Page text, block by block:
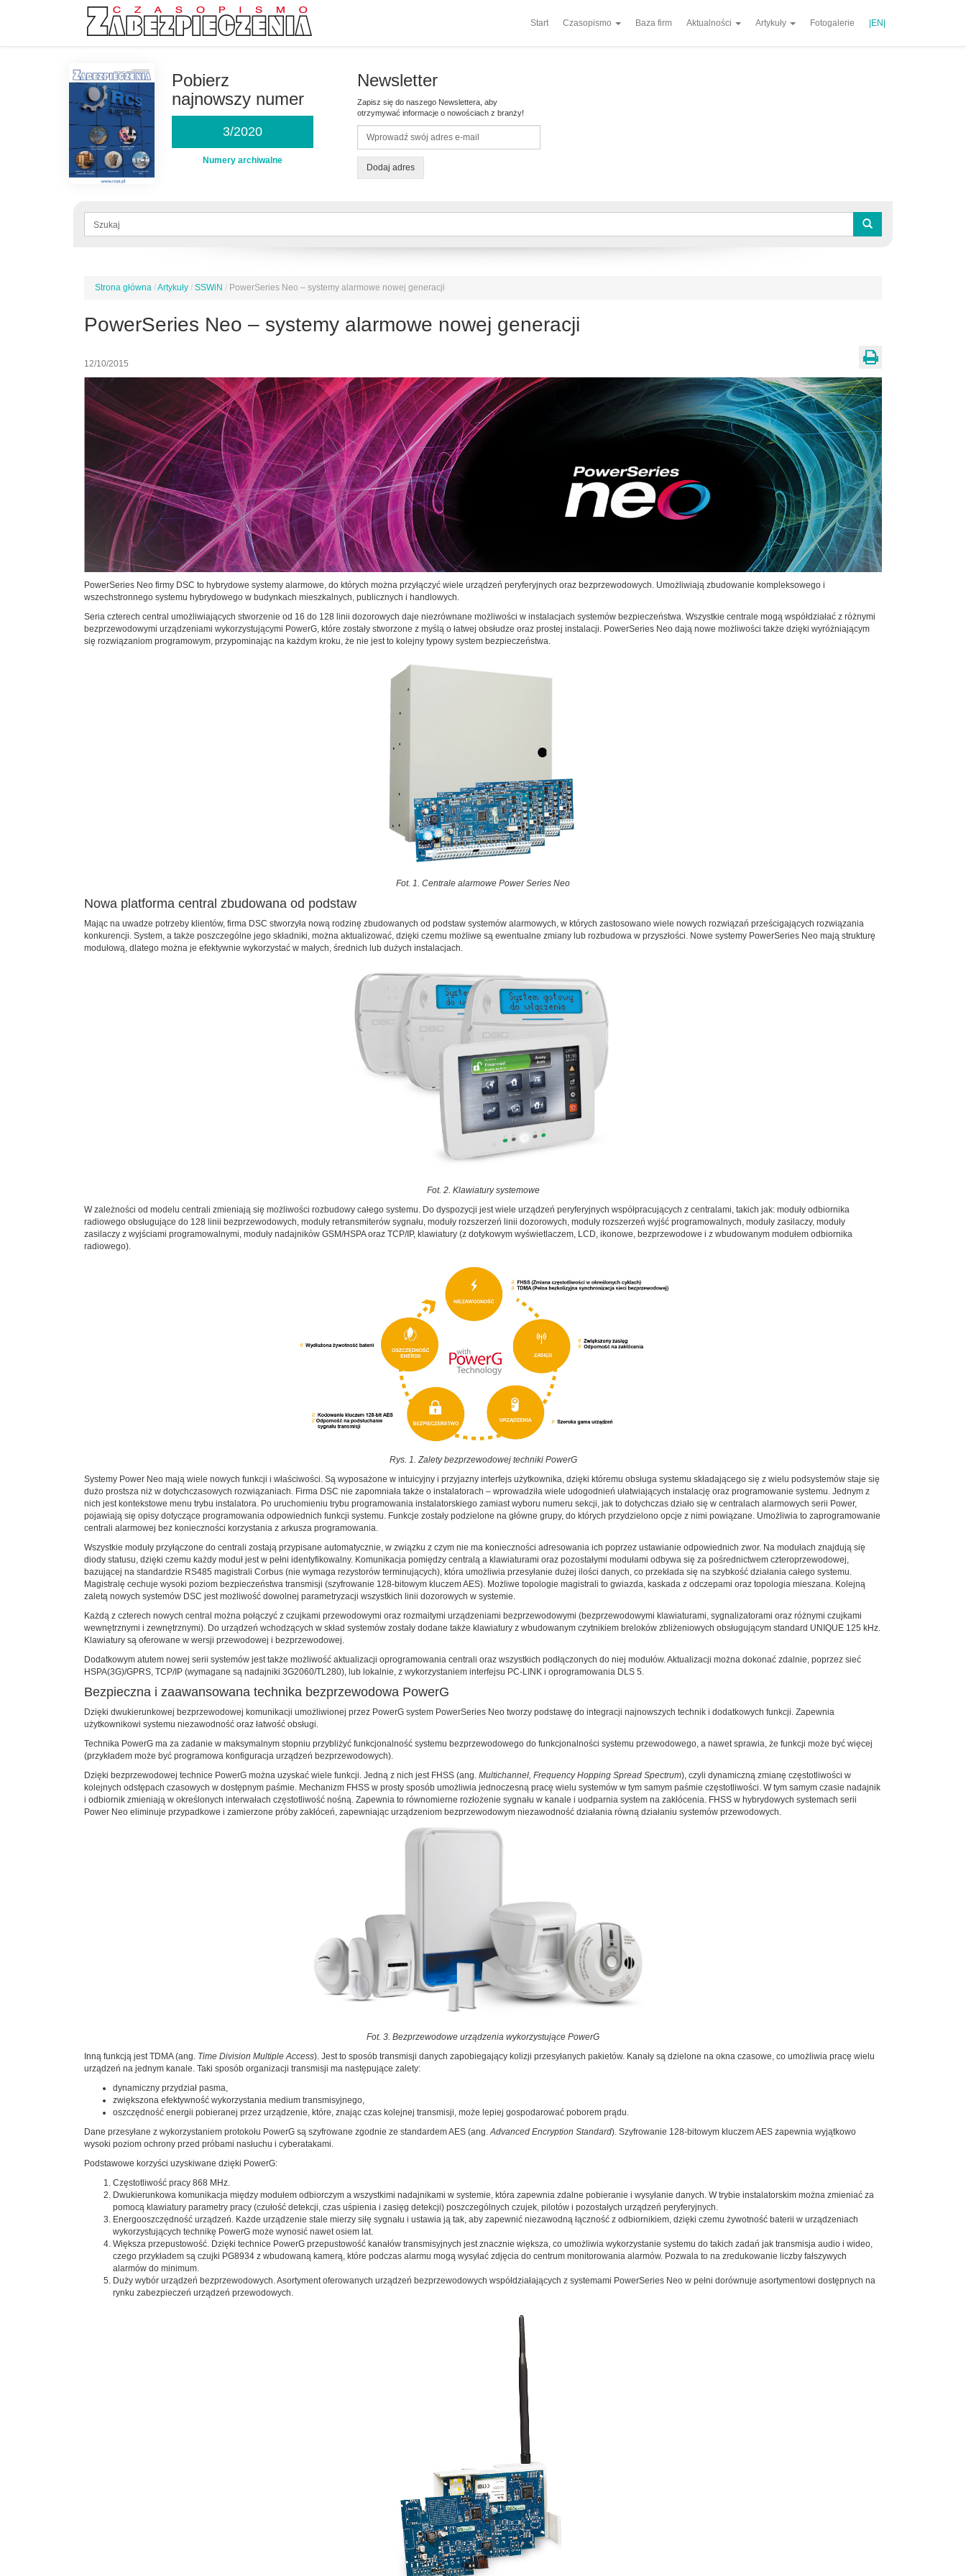
Start Czasopismo Baza firm Aktualności Artykuły Fotogalerie |EN|
Pobierz
najnowszy numer
3/2020
Numery archiwalne
Newsletter
Zapisz się do naszego Newslettera, aby
otrzymywać informacje o nowościach z branży!
Dodaj adres
Formularz
Jesteś
Strona główna /Artykuły / SSWiN / PowerSeries Neo – systemy alarmowe nowej generacji
PowerSeries Neo – systemy alarmowe nowej generacji
12/10/2015
PowerSeries Neo firmy DSC to hybrydowe systemy alarmowe, do których można przyłączyć wiele urządzeń peryferyjnych oraz bezprzewodowych. Umożliwiają zbudowanie kompleksowego i
wszechstronnego systemu hybrydowego w budynkach mieszkalnych, publicznych i handlowych.
Seria czterech central umożliwiających stworzenie od 16 do 128 linii dozorowych daje niezrównane możliwości w instalacjach systemów bezpieczeństwa. Wszystkie centrale mogą współdziałać z różnymi
bezprzewodowymi urządzeniami wykorzystującymi PowerG, które zostały stworzone z myślą o łatwej obsłudze oraz prostej instalacji. PowerSeries Neo dają nowe możliwości także dzięki wyróżniającym
się rozwiązaniom programowym, przypominając na każdym kroku, że nie jest to kolejny typowy system bezpieczeństwa.
Fot. 1. Centrale alarmowe Power Series Neo
Nowa platforma central zbudowana od podstaw
Mając na uwadze potrzeby klientów, firma DSC stworzyła nową rodzinę zbudowanych od podstaw systemów alarmowych, w których zastosowano wiele nowych rozwiązań prześcigających rozwiązania
konkurencji. System, a także poszczególne jego składniki, można aktualizować, dzięki czemu możliwe są ewentualne zmiany lub rozbudowa w przyszłości. Nowe systemy PowerSeries Neo mają strukturę
modułową, dlatego można je efektywnie wykorzystać w małych, średnich lub dużych instalacjach.
Fot. 2. Klawiatury systemowe
W zależności od modelu centrali zmieniają się możliwości rozbudowy całego systemu. Do dyspozycji jest wiele urządzeń peryferyjnych współpracujących z centralami, takich jak: moduły odbiornika
radiowego obsługujące do 128 linii bezprzewodowych, moduły retransmiterów sygnału, moduły rozszerzeń linii dozorowych, moduły rozszerzeń wyjść programowalnych, moduły zasilaczy, moduły
zasilaczy z wyjściami programowalnymi, moduły nadajników GSM/HSPA oraz TCP/IP, klawiatury (z dotykowym wyświetlaczem, LCD, ikonowe, bezprzewodowe i z wbudowanym modułem odbiornika
radiowego).
Rys. 1. Zalety bezprzewodowej techniki PowerG
Systemy Power Neo mają wiele nowych funkcji i właściwości. Są wyposażone w intuicyjny i przyjazny interfejs użytkownika, dzięki któremu obsługa systemu składającego się z wielu podsystemów staje się
dużo prostsza niż w dotychczasowych rozwiązaniach. Firma DSC nie zapomniała także o instalatorach – wprowadziła wiele udogodnień ułatwiających instalację oraz programowanie systemu. Jednym z
nich jest kontekstowe menu trybu instalatora. Po uruchomieniu trybu programowania instalatorskiego zamiast wyboru numeru sekcji, jak to dotychczas działo się w centralach alarmowych serii Power,
pojawiają się opisy dotyczące programowania odpowiednich funkcji systemu. Funkcje zostały podzielone na główne grupy, do których przydzielono opcje z nimi powiązane. Umożliwia to zaprogramowanie
centrali alarmowej bez konieczności korzystania z arkusza programowania.
Wszystkie moduły przyłączone do centrali zostają przypisane automatycznie, w związku z czym nie ma konieczności adresowania ich poprzez ustawianie odpowiednich zwor. Na modułach znajdują się
diody statusu, dzięki czemu każdy moduł jest w pełni identyfikowalny. Komunikacja pomiędzy centralą a klawiaturami oraz pozostałymi modułami odbywa się za pośrednictwem czteroprzewodowej,
bazującej na standardzie RS485 magistrali Corbus (nie wymaga rezystorów terminujących), która umożliwia przesyłanie dużej ilości danych, co przekłada się na szybkość działania całego systemu.
Magistralę cechuje wysoki poziom bezpieczeństwa transmisji (szyfrowanie 128-bitowym kluczem AES). Możliwe topologie magistrali to gwiazda, kaskada z odczepami oraz topologia mieszana. Kolejną
zaletą nowych systemów DSC jest możliwość dowolnej parametryzacji wszystkich linii dozorowych w systemie.
Każdą z czterech nowych central można połączyć z czujkami przewodowymi oraz rozmaitymi urządzeniami bezprzewodowymi (bezprzewodowymi klawiaturami, sygnalizatorami oraz różnymi czujkami
wewnętrznymi i zewnętrznymi). Do urządzeń wchodzących w skład systemów zostały dodane także klawiatury z wbudowanym czytnikiem breloków zbliżeniowych obsługującym standard UNIQUE 125 kHz.
Klawiatury są oferowane w wersji przewodowej i bezprzewodowej.
Dodatkowym atutem nowej serii systemów jest także możliwość aktualizacji oprogramowania centrali oraz wszystkich podłączonych do niej modułów. Aktualizacji można dokonać zdalnie, poprzez sieć
HSPA(3G)/GPRS, TCP/IP (wymagane są nadajniki 3G2060/TL280), lub lokalnie, z wykorzystaniem interfejsu PC-LINK i oprogramowania DLS 5.
Bezpieczna i zaawansowana technika bezprzewodowa PowerG
Dzięki dwukierunkowej bezprzewodowej komunikacji umożliwionej przez PowerG system PowerSeries Neo tworzy podstawę do integracji najnowszych technik i dodatkowych funkcji. Zapewnia
użytkownikowi systemu niezawodność oraz łatwość obsługi.
Technika PowerG ma za zadanie w maksymalnym stopniu przybliżyć funkcjonalność systemu bezprzewodowego do funkcjonalności systemu przewodowego, a nawet sprawia, że funkcji może być więcej
(przykładem może być programowa konfiguracja urządzeń bezprzewodowych).
Dzięki bezprzewodowej technice PowerG można uzyskać wiele funkcji. Jedną z nich jest FHSS (ang. Multichannel, Frequency Hopping Spread Spectrum), czyli dynamiczną zmianę częstotliwości w
kolejnych odstępach czasowych w dostępnym paśmie. Mechanizm FHSS w prosty sposób umożliwia jednoczesną pracę wielu systemów w tym samym paśmie częstotliwości. W tym samym czasie nadajnik
i odbiornik zmieniają w określonych interwałach częstotliwość nośną. Zapewnia to równomierne rozłożenie sygnału w kanale i uodparnia system na zakłócenia. FHSS w hybrydowych systemach serii
Power Neo eliminuje przypadkowe i zamierzone próby zakłóceń, zapewniając urządzeniom bezprzewodowym niezawodność działania równą działaniu systemów przewodowych.
Fot. 3. Bezprzewodowe urządzenia wykorzystujące PowerG
Inną funkcją jest TDMA (ang. Time Division Multiple Access). Jest to sposób transmisji danych zapobiegający kolizji przesyłanych pakietów. Kanały są dzielone na okna czasowe, co umożliwia pracę wielu
urządzeń na jednym kanale. Taki sposób organizacji transmisji ma następujące zalety:
dynamiczny przydział pasma,
zwiększona efektywność wykorzystania medium transmisyjnego,
oszczędność energii pobieranej przez urządzenie, które, znając czas kolejnej transmisji, może lepiej gospodarować poborem prądu.
Dane przesyłane z wykorzystaniem protokołu PowerG są szyfrowane zgodnie ze standardem AES (ang.Advanced Encryption Standard). Szyfrowanie 128-bitowym kluczem AES zapewnia wyjątkowo
wysoki poziom ochrony przed próbami nasłuchu i cyberatakami.
Podstawowe korzyści uzyskiwane dzięki PowerG:
Częstotliwość pracy 868 MHz.
Dwukierunkowa komunikacja między modułem odbiorczym a wszystkimi nadajnikami w systemie, która zapewnia zdalne pobieranie i wysyłanie danych. W trybie instalatorskim można zmieniać za
pomocą klawiatury parametry pracy (czułość detekcji, czas uśpienia i zasięg detekcji) poszczególnych czujek, pilotów i pozostałych urządzeń peryferyjnych.
Energooszczędność urządzeń. Każde urządzenie stale mierzy siłę sygnału i ustawia ją tak, aby zapewnić niezawodną łączność z odbiornikiem, dzięki czemu żywotność baterii w urządzeniach
wykorzystujących technikę PowerG może wynosić nawet osiem lat.
Większa przepustowość. Dzięki technice PowerG przepustowość kanałów transmisyjnych jest znacznie większa, co umożliwia wykorzystanie systemu do takich zadań jak transmisja audio i wideo,
czego przykładem są czujki PG8934 z wbudowaną kamerą, które podczas alarmu mogą wysyłać zdjęcia do centrum monitorowania alarmów. Pozwala to na zredukowanie liczby fałszywych
alarmów do minimum.
Duży wybór urządzeń bezprzewodowych. Asortyment oferowanych urządzeń bezprzewodowych współdziałających z systemami PowerSeries Neo w pełni dorównuje asortymentowi dostępnych na
rynku zabezpieczeń urządzeń przewodowych.